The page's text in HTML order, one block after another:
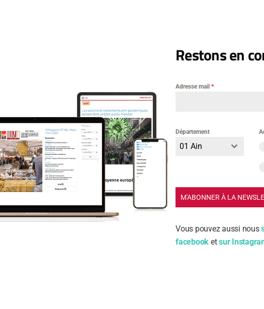
Nom
E-mail
Restons en
Adresse mail *
Département
01 Ain
M'ABONNER À LA
Vous pouvez aussi nous
facebook etsur